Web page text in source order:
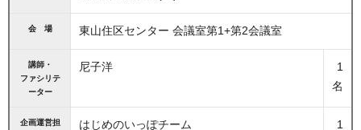
会 場 東山住区センター 会議室第1+第2会議室
講師・
ファシリテ
ーター
尼子洋
1
名
企画運営担
はじめのいっぽチーム
1